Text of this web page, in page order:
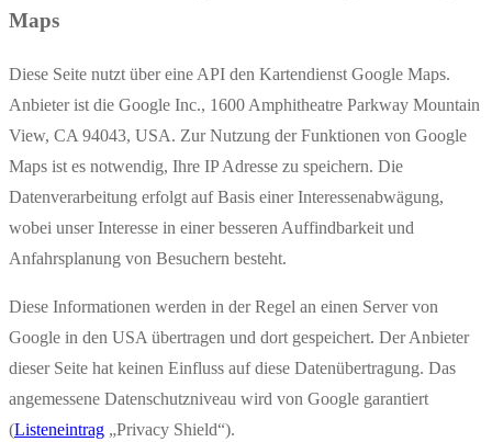
Maps
Diese Seite nutzt über eine API den Kartendienst Google Maps.
Anbieter ist die Google Inc., 1600 Amphitheatre Parkway Mountain
View, CA 94043, USA. Zur Nutzung der Funktionen von Google
Maps ist es notwendig, Ihre IP Adresse zu speichern. Die
Datenverarbeitung erfolgt auf Basis einer Interessenabwägung,
wobei unser Interesse in einer besseren Auffindbarkeit und
Anfahrsplanung von Besuchern besteht.
Diese Informationen werden in der Regel an einen Server von
Google in den USA übertragen und dort gespeichert. Der Anbieter
dieser Seite hat keinen Einfluss auf diese Datenübertragung. Das
angemessene Datenschutzniveau wird von Google garantiert
(Listeneintrag „Privacy Shield“).